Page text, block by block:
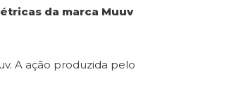
da marca Muuv
A ação produzida pelo